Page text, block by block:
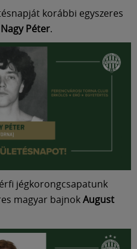
korábbi egyszeres
Nagy Péter.
jégkorongcsapatunk
magyar bajnokAugust